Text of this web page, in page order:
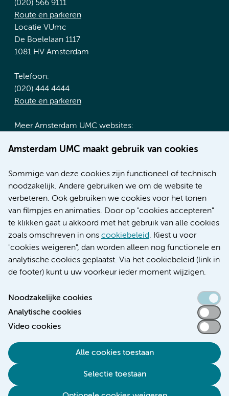
Amsterdam UMC maakt gebruik van cookies
Sommige van deze cookies zijn functioneel of technisch
noodzakelijk. Andere gebruiken we om de website te
verbeteren. Ook gebruiken we cookies voor het tonen
van filmpjes en animaties. Door op "cookies accepteren"
te klikken gaat u akkoord met het gebruik van alle cookies
zoals omschreven in ons cookiebeleid. Kiest u voor
"cookies weigeren", dan worden alleen nog functionele en
analytische cookies geplaatst. Via het cookiebeleid (link in
de footer) kunt u uw voorkeur ieder moment wijzigen.
Noodzakelijke cookies
Analytische cookies
Video cookies
Alle cookies toestaan
Selectie toestaan
(020) 566 9111
Route en parkeren
Locatie VUmc
De Boelelaan 1117
1081 HV Amsterdam
Telefoon:
(020) 444 4444
Route en parkeren
Meer Amsterdam UMC websites:
Werken bij Amsterdam UMC
Nieuws
Research
Educatie locatie AMC
Educatie locatie VUmc
Verwijzen & diagnostiek
Toegankelijkheidsverklaring
Responsible disclosure